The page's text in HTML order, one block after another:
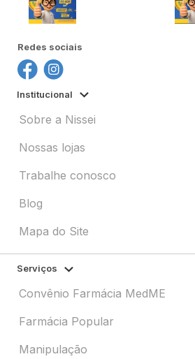
Redes sociais
Institucional
Sobre a Nissei
Nossas lojas
Trabalhe conosco
Blog
Mapa do Site
Serviços
Convênio Farmácia MedME
Farmácia Popular
Manipulação